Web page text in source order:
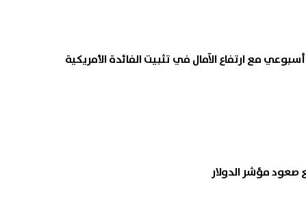
مع ارتفاع الآمال في تثبيت الفائدة الأمريكية
صعود مؤشر الدولار